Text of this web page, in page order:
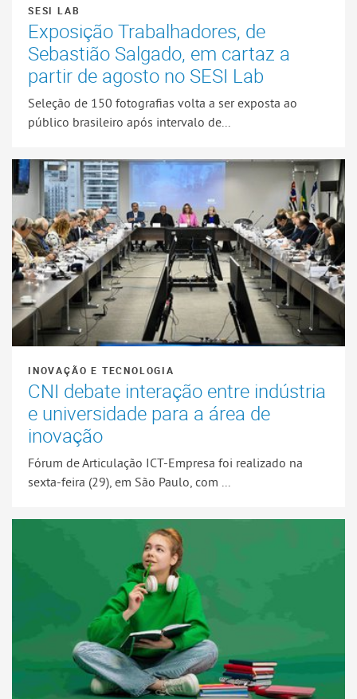
SESI LAB
Exposição Trabalhadores, de
Sebastião Salgado, em cartaz a
partir de agosto no SESI Lab
Seleção de 150 fotografias volta a ser exposta ao
público brasileiro após intervalo de...
INOVAÇÃO E TECNOLOGIA
CNI debate interação entre indústria
e universidade para a área de
inovação
Fórum de Articulação ICT-Empresa foi realizado na
sexta-feira (29), em São Paulo, com ...